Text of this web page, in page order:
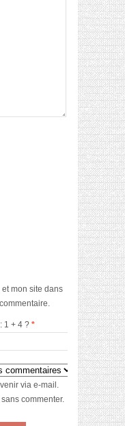
mon site dans
1 + 4 ? *
via e-mail.
sans commenter.